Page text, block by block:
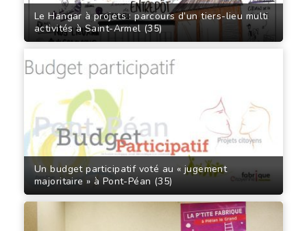
Le Hangar à projets : parcours d’un tiers-lieu multi
activités à Saint-Armel (35)
Un budget participatif voté au « jugement
majoritaire » à Pont-Péan (35)